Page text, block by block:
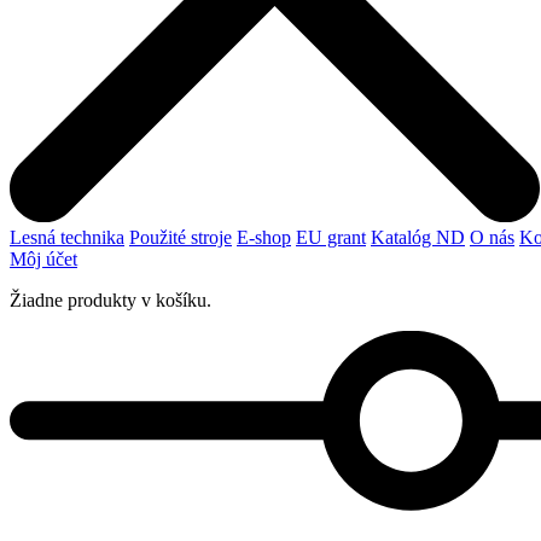
Lesná technika Použité stroje E-shop EU grant Katalóg ND O nás
Môj účet
Žiadne produkty v košíku.